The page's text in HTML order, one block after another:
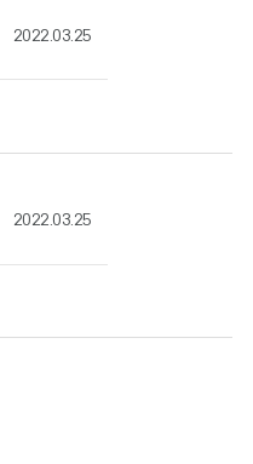
2022.03.25
2022.03.25